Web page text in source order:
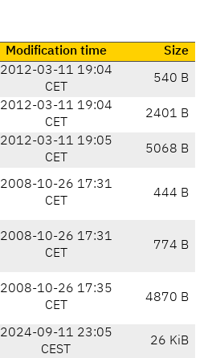
Modification time
Size
2012-03-11 19:04
CET
540 B
2012-03-11 19:04
CET
2401 B
2012-03-11 19:05
CET
5068 B
2008-10-26 17:31
CET
444 B
2008-10-26 17:31
CET
774 B
2008-10-26 17:35
CET
4870 B
2024-09-11 23:05
CEST
26 KiB